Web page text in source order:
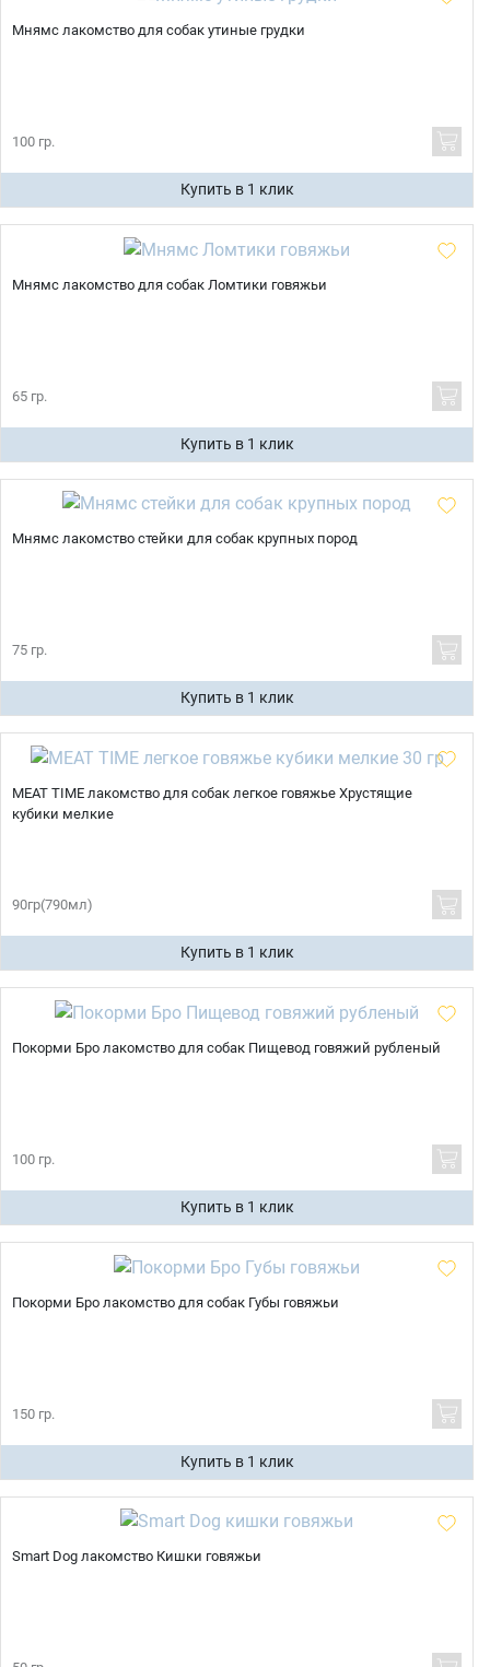
Мнямс лакомство для собак утиные грудки
100 гр.
Купить в 1 клик
Мнямс лакомство для собак Ломтики говяжьи
65 гр.
Купить в 1 клик
Мнямс лакомство стейки для собак крупных пород
75 гр.
Купить в 1 клик
MEAT TIME лакомство для собак легкое говяжье Хрустящие
кубики мелкие
90гр(790мл)
Купить в 1 клик
Покорми Бро лакомство для собак Пищевод говяжий рубленый
100 гр.
Купить в 1 клик
Покорми Бро лакомство для собак Губы говяжьи
150 гр.
Купить в 1 клик
Smart Dog лакомство Кишки говяжьи